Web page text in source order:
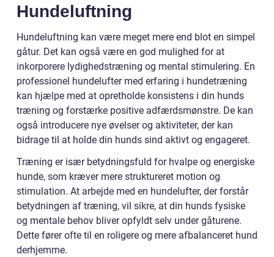
Hundeluftning
Hundeluftning kan være meget mere end blot en simpel
gåtur. Det kan også være en god mulighed for at
inkorporere lydighedstræning og mental stimulering. En
professionel hundelufter med erfaring i hundetræning
kan hjælpe med at opretholde konsistens i din hunds
træning og forstærke positive adfærdsmønstre. De kan
også introducere nye øvelser og aktiviteter, der kan
bidrage til at holde din hunds sind aktivt og engageret.
Træning er især betydningsfuld for hvalpe og energiske
hunde, som kræver mere struktureret motion og
stimulation. At arbejde med en hundelufter, der forstår
betydningen af træning, vil sikre, at din hunds fysiske
og mentale behov bliver opfyldt selv under gåturene.
Dette fører ofte til en roligere og mere afbalanceret hund
derhjemme.